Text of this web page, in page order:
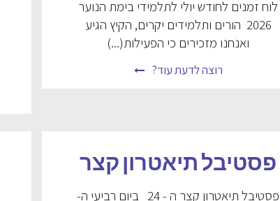
לוח זמנים לחודש יולי לתלמידי בימת הנוער
2026 הורים ותלמידים יקרים, הקיץ הגיע
ואנחנו מזכירים כי הפעילות(...)
רוצה לדעת עוד?
פסטיבל תיאטרון קצר
פסטיבל תיאטרון קצר ה - 24 ביום רביעי ה-